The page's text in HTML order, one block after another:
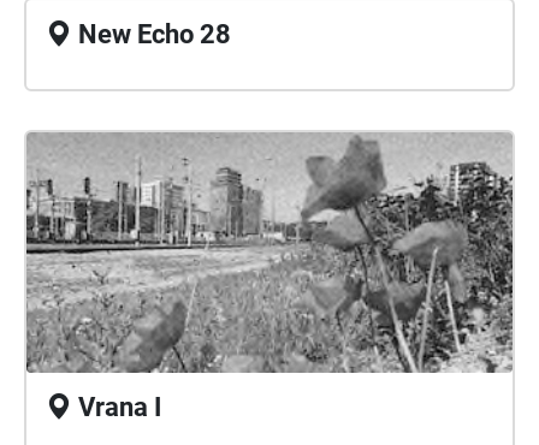
New Echo 28
Vrana I